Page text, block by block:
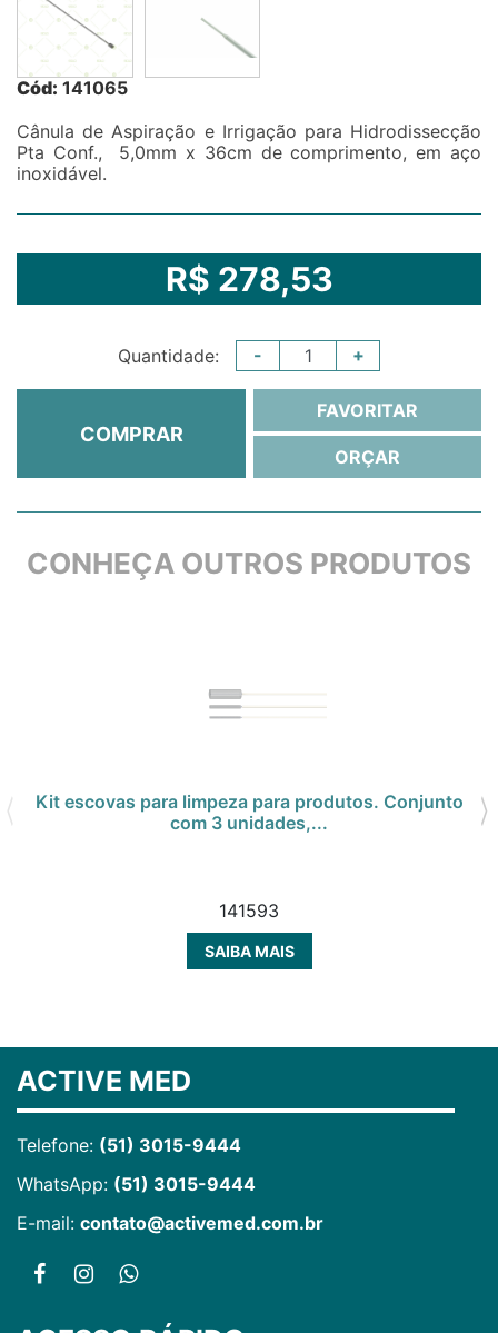
Cód: 141065
Cânula de Aspiração e Irrigação para Hidrodissecção
Pta Conf., 5,0mm x 36cm de comprimento, em aço
inoxidável.
R$ 278,53
Quantidade: - +
COMPRAR
FAVORITAR
ORÇAR
CONHEÇA OUTROS PRODUTOS
Kit escovas para limpeza para produtos. Conjunto
com 3 unidades,...
141593
SAIBA MAIS
ACTIVE MED
Telefone: (51) 3015-9444
WhatsApp: (51) 3015-9444
E-mail: contato@activemed.com.br